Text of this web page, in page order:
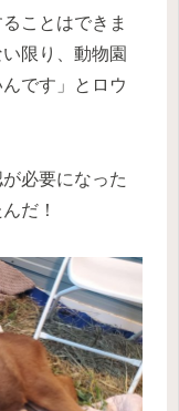
ことはできま
限り、動物園
です」とロウ
必要になった
だ！